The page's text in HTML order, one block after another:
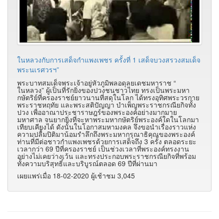
ในหลวงกับการเสด็จกำแพงเพชร ครั้งที่ 1 เสด็จบวงสรวงสมเด็จ
พระนเรศวรฯ”
พระบาทสมเด็จพระเจ้าอยู่หัวภูมิพลอดุลยเดชมหาราช “
ในหลวง” ผู้เป็นที่รักยิ่งของปวงชนชาวไทย ทรงเป็นพระมหา
กษัตริย์ที่ครองราชย์ยาวนานที่สดุในโลก ได้ทรงอุทิศพระวรกาย
พระราชหฤทัย และพระสติปัญญา บำเพ็ญพระราชกรณียกิจทั้ง
ปวง เพื่ออาณาประชาราษฎร์ของพระองค์อย่างมากมาย
มหาศาล จนยากยิ่งที่จะหาพระมหากษัตริย์พระองค์ใดในโลกมา
เทียบเคียงได้ ดังนั้นในโอกาสมหามงคล จึงขอนำเรื่องราวแห่ง
ความปลื้มปิติมาน้อมรำลึกถึงพระมหากรุณาธิคุณของพระองค์
ท่านที่มีต่อชาวกำแพงเพชรด้วยการเสด็จถึง 3 ครั้ง ตลอดระยะ
เวลากว่า 69 ปีที่ครองราชย์ เป็นช่วงเวลาที่พระองค์ทรงงาน
อย่างไม่เคยว่างเว้น และทรงประกอบพระราชกรณียกิจที่พร้อม
ทั้งความบริสุทธิ์และบริบูรณ์ตลอด 69 ปีที่ผ่านมา
เผยแพร่เมื่อ 18-02-2020 ผู้เช้าชม 3,045